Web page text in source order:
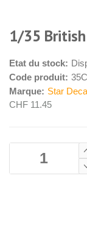
1/35
Etat du stock:
Code produit:
Marque: Star
CHF 11.45